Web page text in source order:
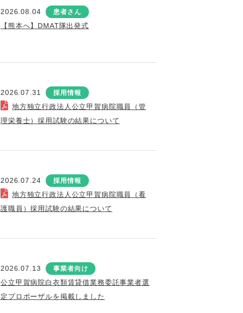
2026.08.04 患者さん
【熊本へ】DMAT隊出発式
2026.07.31 採用情報
地方独立行政法人公立甲賀病院職員（管
理栄養士）採用試験の結果について
2026.07.24 採用情報
地方独立行政法人公立甲賀病院職員（看
護職員）採用試験の結果について
2026.07.13 事業者向け
公立甲賀病院白衣類賃貸借業務委託事業者選
定プロポーザルを掲載しました